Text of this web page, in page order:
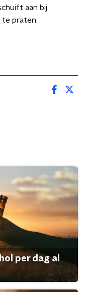
aan bij
praten.
per dag al